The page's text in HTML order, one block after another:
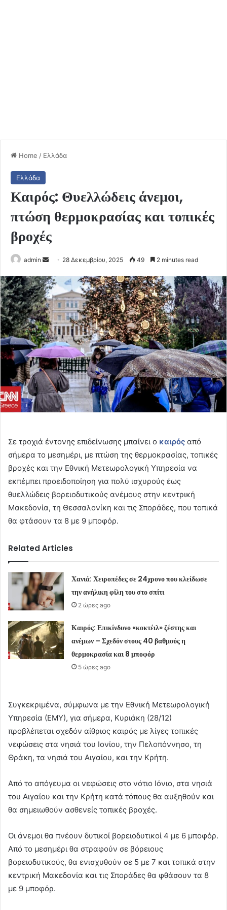
Home / Ελλάδα
Ελλάδα
Καιρός: Θυελλώδεις άνεμοι,
πτώση θερμοκρασίας και τοπικές
βροχές
admin
Send
email
28 Δεκεμβρίου, 2025 49 2 minutes read
Σε τροχιά έντονης επιδείνωσης μπαίνει ο καιρός από
σήμερα το μεσημέρι, με πτώση της θερμοκρασίας, τοπικές
βροχές και την Εθνική Μετεωρολογική Υπηρεσία να
εκπέμπει προειδοποίηση για πολύ ισχυρούς έως
θυελλώδεις βορειοδυτικούς ανέμους στην κεντρική
Μακεδονία, τη Θεσσαλονίκη και τις Σποράδες, που τοπικά
θα φτάσουν τα 8 με 9 μποφόρ.
Related Articles
Χανιά: Χειροπέδες σε 24χρονο που κλείδωσε
την ανήλικη φίλη του στο σπίτι
2 ώρες ago
Καιρός: Επικίνδυνο «κοκτέιλ» ζέστης και
ανέμων – Σχεδόν στους 40 βαθμούς η
θερμοκρασία και 8 μποφόρ
5 ώρες ago
Συγκεκριμένα, σύμφωνα με την Εθνική Μετεωρολογική
Υπηρεσία (ΕΜΥ), για σήμερα, Κυριάκη (28/12)
προβλέπεται σχεδόν αίθριος καιρός με λίγες τοπικές
νεφώσεις στα νησιά του Ιονίου, την Πελοπόννησο, τη
Θράκη, τα νησιά του Αιγαίου, και την Κρήτη.
Aπό το απόγευμα οι νεφώσεις στο νότιο Ιόνιο, στα νησιά
του Αιγαίου και την Κρήτη κατά τόπους θα αυξηθούν και
θα σημειωθούν ασθενείς τοπικές βροχές.
Οι άνεμοι θα πνέουν δυτικοί βορειοδυτικοί 4 με 6 μποφόρ.
Από το μεσημέρι θα στραφούν σε βόρειους
βορειοδυτικούς, θα ενισχυθούν σε 5 με 7 και τοπικά στην
κεντρική Μακεδονία και τις Σποράδες θα φθάσουν τα 8
με 9 μποφόρ.